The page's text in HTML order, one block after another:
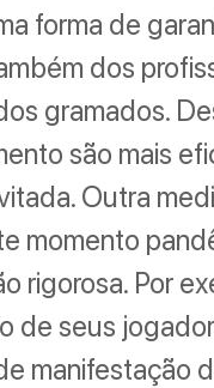
forma de
dos
gramados.
são mais
Outra
momento
rigorosa. Por
de seus
manifestação